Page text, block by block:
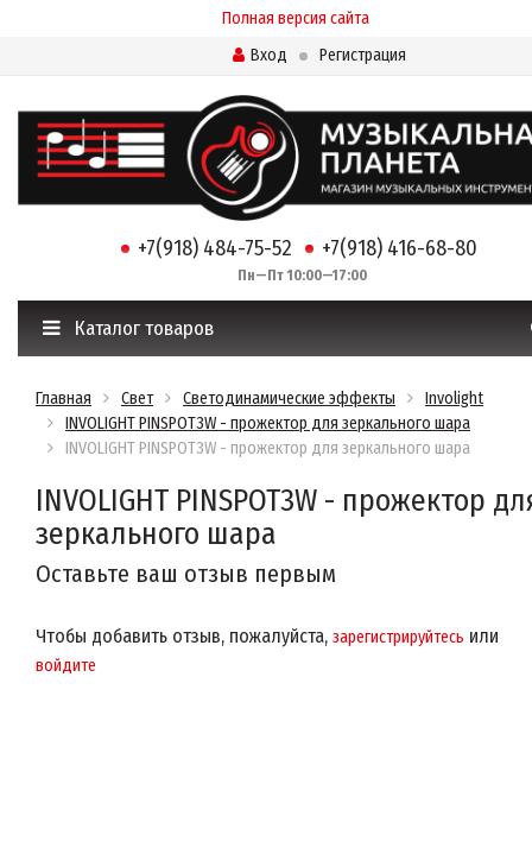
Полная версия сайта
Вход
Регистрация
+7(918) 484-75-52 +7(918) 416-68-80
Пн—Пт 10:00—17:00
Каталог товаров
Главная Свет Светодинамические эффекты
Involight
INVOLIGHT PINSPOT3W - прожектор для зеркального шара
INVOLIGHT PINSPOT3W - прожектор для зеркального шара
INVOLIGHT PINSPOT3W - прожектор
зеркального шара
Оставьте ваш отзыв первым
Чтобы добавить отзыв, пожалуйста, зарегистрируйтесь или
войдите